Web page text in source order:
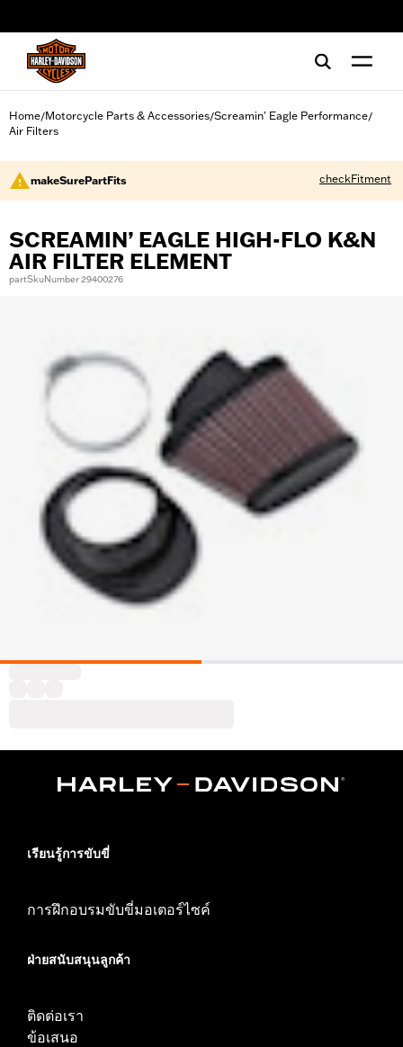
Home/Motorcycle Parts & Accessories/Screamin' Eagle Performance/
Air Filters
makeSurePartFits checkFitment
SCREAMIN’ EAGLE HIGH-FLO K&N
AIR FILTER ELEMENT
partSkuNumber 29400276
เรียนรู้การขับขี่
การฝึกอบรมขับขี่มอเตอร์ไซค์
ฝ่ายสนับสนุนลูกค้า
ติดต่อเรา
ข้อเสนอ